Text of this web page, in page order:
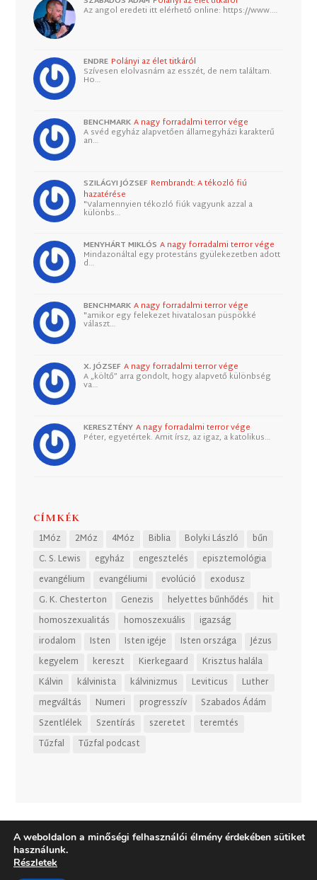
Az angol eredeti itt elérhető online: https://www.…
ENDRE Polányi az élet titkáról
Szívesen elolvasnám az esszét, de nem találtam.
Ho…
BENCHMARK A nagy forradalmi terror vége
A svéd egyház alapvetően államegyházi karakterű
an…
SZILÁGYI JÓZSEF Rembrandt: A tékozló fiú
hazatérése
"Valamennyien tékozló fiúk vagyunk azzal a
különbs…
MENYHÁRT MIKLÓS A nagy forradalmi terror vége
Mindazonáltal egy protestáns gyülekezetben adott
d…
BENCHMARK A nagy forradalmi terror vége
"amikor egy felekezet hivatalosan püspökké
választ…
X. JÓZSEF A nagy forradalmi terror vége
A „költő” arra gondolt, hogy alapvető különbség
va…
KERESZTÉNY A nagy forradalmi terror vége
Péter, egyetértek. Amit írsz, az igaz, a katolikus…
CÍMKÉK
1Móz 2Móz 4Móz Biblia Bolyki László
bűn
C. S. Lewis
egyház engesztelés
episztemológia
evangélium
evangéliumi evolúció
exodusz
G. K. Chesterton
Genezis helyettes bűnhődés
hit
homoszexualitás
homoszexuális
igazság
irodalom
Isten Isten igéje Isten országa
Jézus
kegyelem
kereszt Kierkegaard
Krisztus halála
Kálvin
kálvinista kálvinizmus Leviticus
Luther
megváltás
Numeri progresszív
Szabados Ádám
Szentlélek
Szentírás szeretet
teremtés
Tűzfal
Tűzfal podcast
A weboldalon a minőségi felhasználói élmény érdekében sütiket
használunk.
Részletek